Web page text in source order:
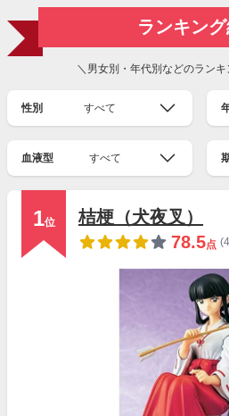
ランキン
＼男女別・年代別などのラン
性別 すべて
血液型 すべて
1位
桔梗（犬夜叉）
78.5点